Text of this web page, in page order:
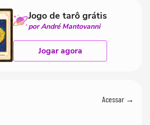
Jogo de tarô grátis
por André Mantovanni
Jogar agora
Acessar →